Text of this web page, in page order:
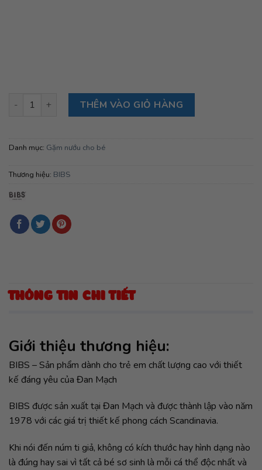
Gặm nướu hình sao Bibs Baby Bitie Star, Ivory số lượng
THÊM VÀO GIỎ HÀNG
Danh mục: Gặm nướu cho bé
Thương hiệu: BIBS
THÔNG TIN CHI TIẾT
Giới thiệu thương hiệu:
BIBS – Sản phẩm dành cho trẻ em chất lượng cao với thiết
kế đáng yêu của Đan Mạch
BIBS được sản xuất tại Đan Mạch và được thành lập vào năm
1978 với các giá trị thiết kế phong cách Scandinavia.
Khi nói đến núm ti giả, không có kích thước hay hình dạng nào
là đúng hay sai vì tất cả bé sơ sinh là mỗi cá thể độc nhất và